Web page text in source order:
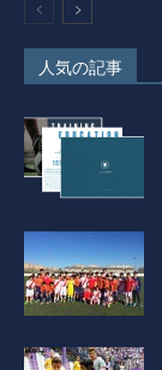
人気の記事